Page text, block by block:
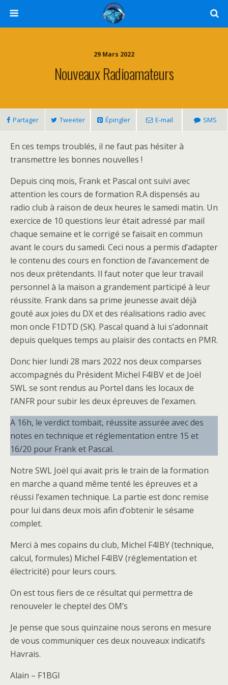
29 Mars 2022
Nouveaux Radioamateurs
Partager Tweeter Épingler E-mail SMS
En ces temps troublés, il ne faut pas hésiter à
transmettre les bonnes nouvelles !
Depuis cinq mois, Frank et Pascal ont suivi avec
attention les cours de formation R.A dispensés au
radio club à raison de deux heures le samedi matin. Un
exercice de 10 questions leur était adressé par mail
chaque semaine et le corrigé se faisait en commun
avant le cours du samedi. Ceci nous a permis d’adapter
le contenu des cours en fonction de l’avancement de
nos deux prétendants. Il faut noter que leur travail
personnel à la maison a grandement participé à leur
réussite. Frank dans sa prime jeunesse avait déjà
gouté aux joies du DX et des réalisations radio avec
mon oncle F1DTD (SK). Pascal quand à lui s’adonnait
depuis quelques temps au plaisir des contacts en PMR.
Donc hier lundi 28 mars 2022 nos deux comparses
accompagnés du Président Michel F4IBV et de Joël
SWL se sont rendus au Portel dans les locaux de
l’ANFR pour subir les deux épreuves de l’examen.
A 16h, le verdict tombait, réussite assurée avec des
notes en technique et réglementation entre 15 et
16/20 pour Frank et Pascal.
Notre SWL Joël qui avait pris le train de la formation
en marche a quand même tenté les épreuves et a
réussi l’examen technique. La partie est donc remise
pour lui dans deux mois afin d’obtenir le sésame
complet.
Merci à mes copains du club, Michel F4IBY (technique,
calcul, formules) Michel F4IBV (réglementation et
électricité) pour leurs cours.
On est tous fiers de ce résultat qui permettra de
renouveler le cheptel des OM’s
Je pense que sous quinzaine nous serons en mesure
de vous communiquer ces deux nouveaux indicatifs
Havrais.
Alain – F1BGI